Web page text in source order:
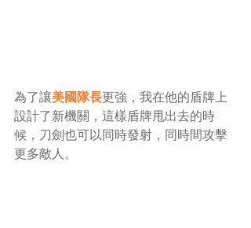
為了讓美國隊長更強，我在他的盾牌上
設計了新機關，這樣盾牌甩出去的時
候，刀劍也可以同時發射，同時間攻擊
更多敵人。